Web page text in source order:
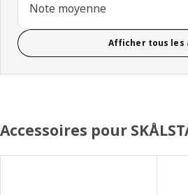
Note moyenne
Afficher tous les
Accessoires pour